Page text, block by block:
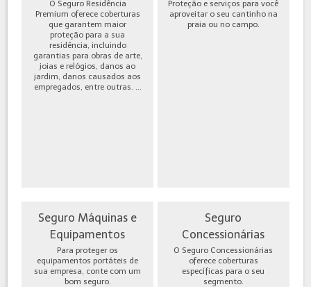
O Seguro Residência
Premium oferece coberturas
que garantem maior
proteção para a sua
residência, incluindo
garantias para obras de arte,
joias e relógios, danos ao
jardim, danos causados aos
empregados, entre outras. ...
Proteção e serviços para você
aproveitar o seu cantinho na
praia ou no campo.
Seguro Máquinas e
Equipamentos
Para proteger os
equipamentos portáteis de
sua empresa, conte com um
bom seguro.
Seguro
Concessionárias
O Seguro Concessionárias
oferece coberturas
específicas para o seu
segmento.